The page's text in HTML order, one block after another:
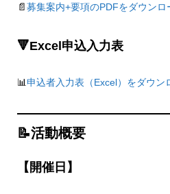
📄募集案内+要項のPDFをダウンロ
🔻Excel申込入力表
📊申込者入力表（Excel）をダウン
📝活動概要
【開催日】